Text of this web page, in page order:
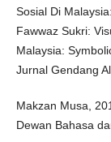
Sosial Di
Fawwaz Sukri:
Malaysia:
Jurnal Gendang
Makzan Musa,
Dewan Bahasa